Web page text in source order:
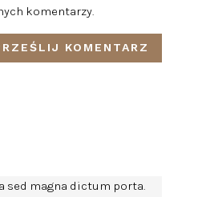
komentarzy.
magna dictum porta.